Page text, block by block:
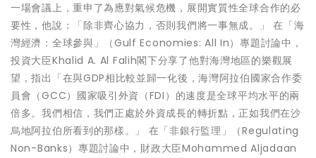
一場會議上，重申了為應對氣候危機，展開實質性全球合作的必
要性，他說：「除非齊心協力，否則我們將一事無成。」 在「海
灣經濟：全球參與」（Gulf Economies: All In）專題討論中，
投資大臣Khalid A. Al Falih閣下分享了他對海灣地區的樂觀展
望，指出「在與GDP相比較並歸一化後，海灣阿拉伯國家合作委
員會（GCC）國家吸引外資（FDI）的速度是全球平均水平的兩
倍多。我們相信，我們正處於外資成長的轉折點，正如我們在沙
烏地阿拉伯所看到的那樣。」 在「非銀行監理」（Regulating
Non-Banks）專題討論中，財政大臣Mohammed Aljadaan